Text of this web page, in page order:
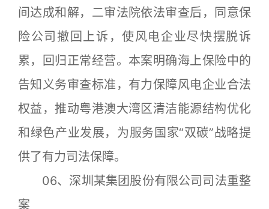
间达成和解，二审法院依法审查后，同意保
险公司撤回上诉，使风电企业尽快摆脱诉
累，回归正常经营。本案明确海上保险中的
告知义务审查标准，有力保障风电企业合法
权益，推动粤港澳大湾区清洁能源结构优化
和绿色产业发展，为服务国家“双碳”战略提
供了有力司法保障。
06、深圳某集团股份有限公司司法重整
案